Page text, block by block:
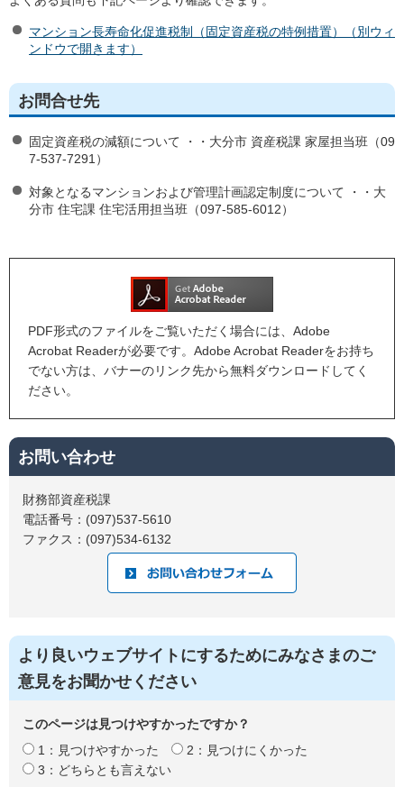
マンション長寿命化促進税制（固定資産税の特例措置）（別ウィ
ンドウで開きます）
お問合せ先
固定資産税の減額について ・・大分市 資産税課 家屋担当班（09
7-537-7291）
対象となるマンションおよび管理計画認定制度について ・・大
分市 住宅課 住宅活用担当班（097-585-6012）
PDF形式のファイルをご覧いただく場合には、Adobe
Acrobat Readerが必要です。Adobe Acrobat Readerをお持ち
でない方は、バナーのリンク先から無料ダウンロードしてく
ださい。
お問い合わせ
財務部資産税課
電話番号：(097)537-5610
ファクス：(097)534-6132
より良いウェブサイトにするためにみなさまのご
意見をお聞かせください
このページは見つけやすかったですか？
1：見つけやすかった
2：見つけにくかった
3：どちらとも言えない